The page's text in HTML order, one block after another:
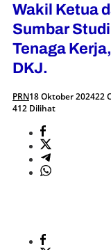
Wakil Ketua
Sumbar
Tenaga
DKJ.
PRN18 Oktober 202422
412 Dilihat